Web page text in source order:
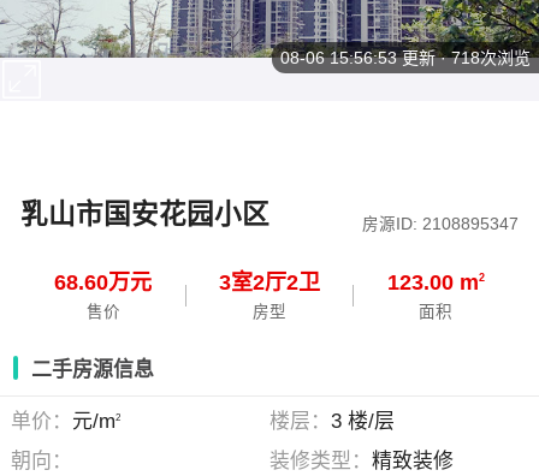
乳山市国安花园小区 房源ID: 2108895347
68.60万元
售价
3室2厅2卫
房型
123.00 m2
面积
08-06 15:56:53更新 · 718次浏览
二手房源信息
单价： 元/m2 楼层： 3 楼/层
朝向：
装修类型： 精致装修